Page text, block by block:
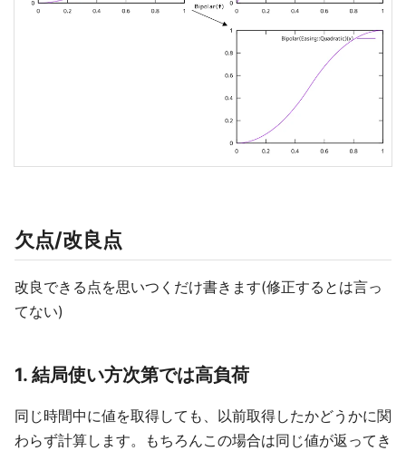
欠点/改良点
改良できる点を思いつくだけ書きます(修正するとは言っ
てない)
1. 結局使い方次第では高負荷
同じ時間中に値を取得しても、以前取得したかどうかに関
わらず計算します。もちろんこの場合は同じ値が返ってき